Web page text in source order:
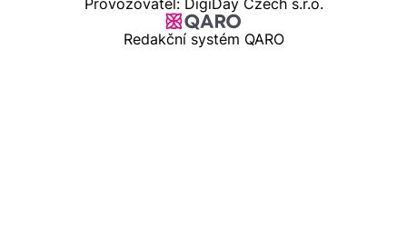
Provozovatel: DigiDay Czech s.r.o.
Redakční systém QARO